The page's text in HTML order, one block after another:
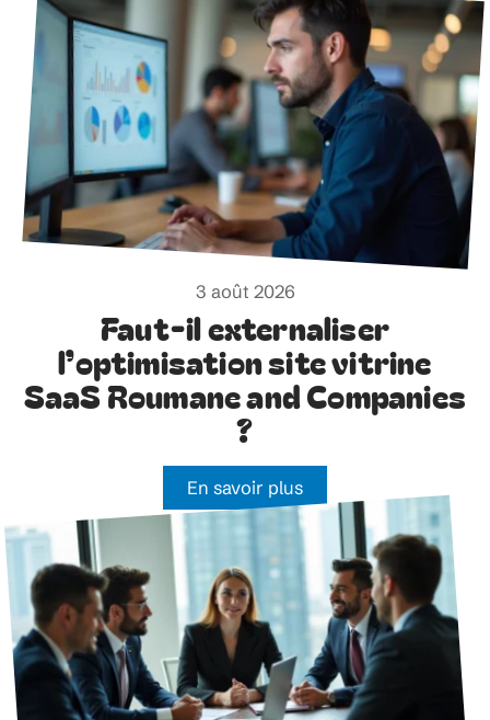
3 août 2026
Faut-il externaliser
l’optimisation site vitrine
SaaS Roumane and Companies
?
En savoir plus